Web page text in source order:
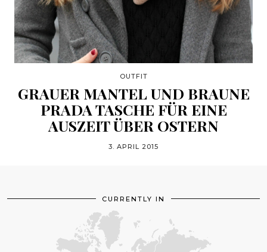
OUTFIT
GRAUER MANTEL UND BRAUNE
PRADA TASCHE FÜR EINE
AUSZEIT ÜBER OSTERN
3. APRIL 2015
CURRENTLY IN